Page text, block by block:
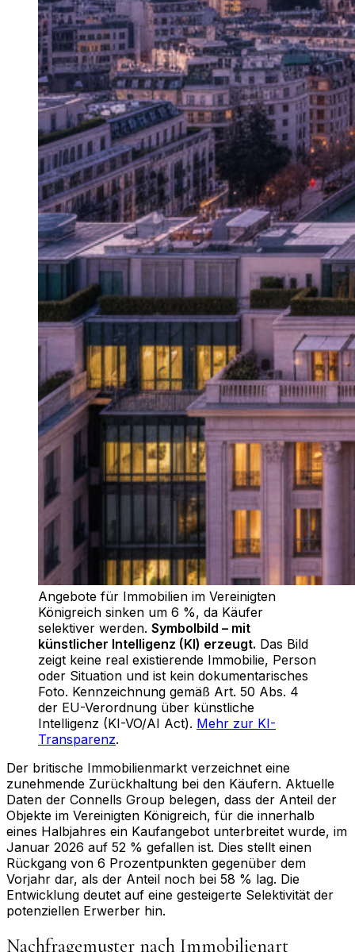
Angebote für Immobilien im Vereinigten
Königreich sinken um 6 %, da Käufer
selektiver werden. Symbolbild – mit
künstlicher Intelligenz (KI) erzeugt. Das Bild
zeigt keine real existierende Immobilie, Person
oder Situation und ist kein dokumentarisches
Foto. Kennzeichnung gemäß Art. 50 Abs. 4
der EU-Verordnung über künstliche
Intelligenz (KI-VO/AI Act). Mehr zur KI-
Transparenz.
Der britische Immobilienmarkt verzeichnet eine
zunehmende Zurückhaltung bei den Käufern. Aktuelle
Daten der Connells Group belegen, dass der Anteil der
Objekte im Vereinigten Königreich, für die innerhalb
eines Halbjahres ein Kaufangebot unterbreitet wurde, im
Januar 2026 auf 52 % gefallen ist. Dies stellt einen
Rückgang von 6 Prozentpunkten gegenüber dem
Vorjahr dar, als der Anteil noch bei 58 % lag. Die
Entwicklung deutet auf eine gesteigerte Selektivität der
potenziellen Erwerber hin.
Nachfragemuster nach Immobilienart